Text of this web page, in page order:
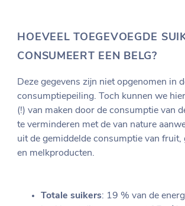
HOEVEEL TOEGEVOEGDE
CONSUMEERT EEN BELG?
Deze gegevens zijn niet opgenomen in
consumptiepeiling. Toch kunnen we
(!) van maken door de consumptie van
te verminderen met de van nature
uit de gemiddelde consumptie van fruit,
en melkproducten.
Totale suikers: 19 % van de